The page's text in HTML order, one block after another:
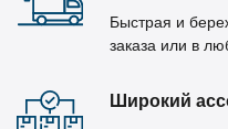
Быстрая и
заказа или в
Широкий